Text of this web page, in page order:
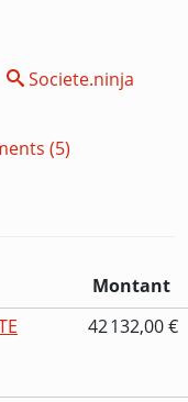
Societe.ninja
(5)
Montant
42 132,00 €